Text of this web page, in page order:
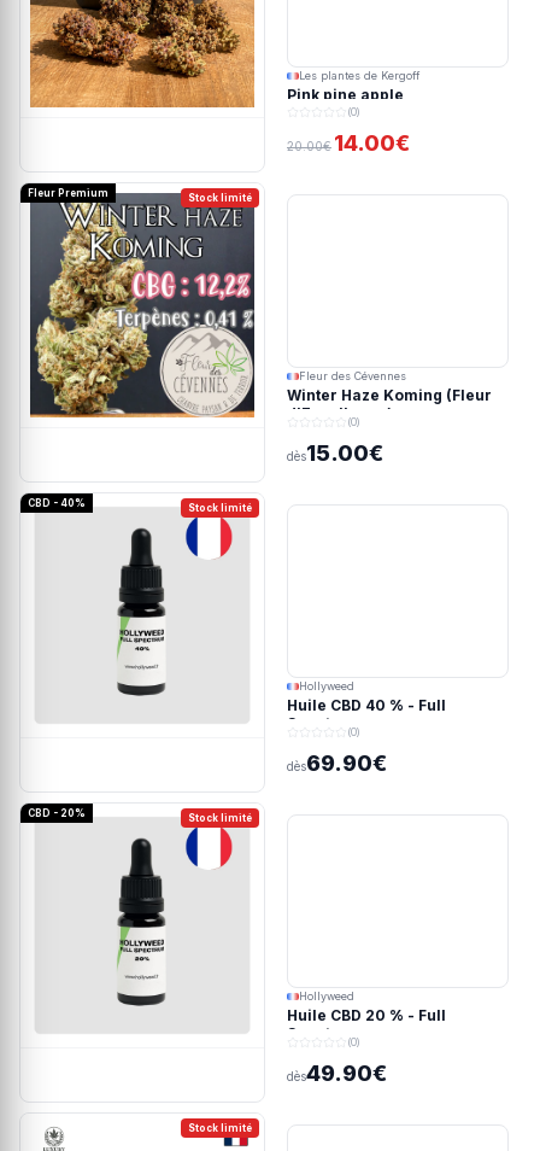
Les plantes de Kergoff
Pink pine apple
(0)
20.00€ 14.00€
Stock limité
Fleur Premium
Fleur des Cévennes
Winter Haze Koming (Fleur
d'Excellence)
(0)
dès15.00€
Stock limité
CBD - 40%
Hollyweed
Huile CBD 40 % - Full
Spectrum
(0)
dès69.90€
Stock limité
CBD - 20%
Hollyweed
Huile CBD 20 % - Full
Spectrum
(0)
dès49.90€
Stock limité